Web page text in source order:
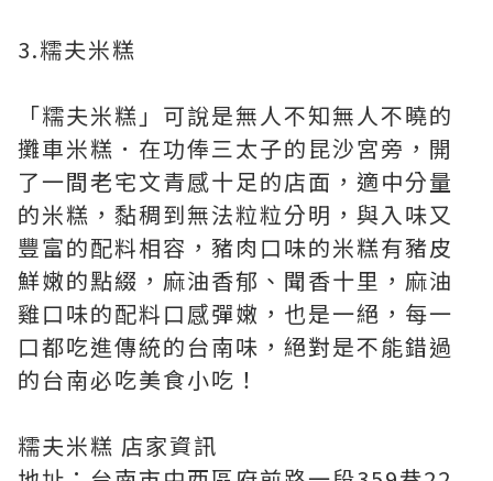
3.糯夫米糕
「糯夫米糕」可說是無人不知無人不曉的
攤車米糕．在功俸三太子的昆沙宮旁，開
了一間老宅文青感十足的店面，適中分量
的米糕，黏稠到無法粒粒分明，與入味又
豐富的配料相容，豬肉口味的米糕有豬皮
鮮嫩的點綴，麻油香郁、聞香十里，麻油
雞口味的配料口感彈嫩，也是一絕，每一
口都吃進傳統的台南味，絕對是不能錯過
的台南必吃美食小吃！
糯夫米糕 店家資訊